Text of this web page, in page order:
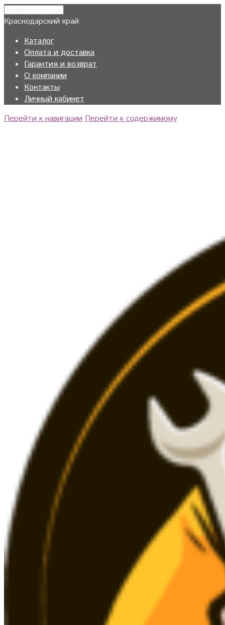
Краснодарский край
Каталог
Оплата и доставка
Гарантия и возврат
О компании
Контакты
Личный кабинет
Перейти к навигации Перейти к содержимому